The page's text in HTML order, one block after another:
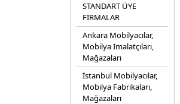
STANDART ÜYE
FİRMALAR
Ankara Mobilyacılar,
Mobilya İmalatçıları,
Mağazaları
İstanbul Mobilyacılar,
Mobilya Fabrikaları,
Mağazaları